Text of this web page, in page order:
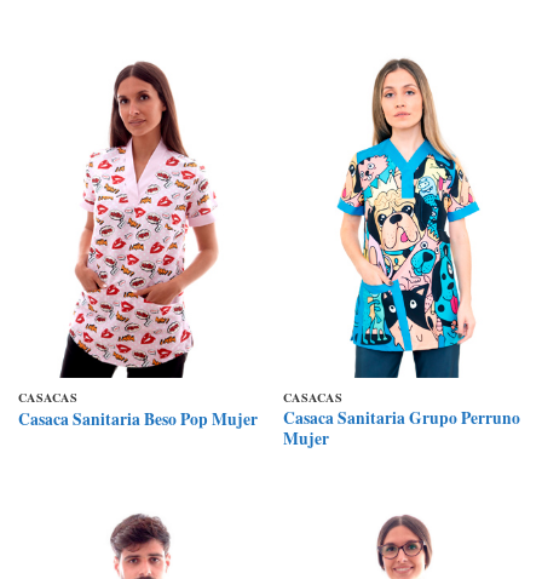
CASACAS
Casaca Sanitaria Beso Pop Mujer
CASACAS
Casaca Sanitaria Grupo Perruno
Mujer